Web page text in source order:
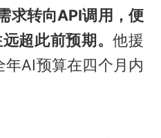
求转向API调用，便
超此前预期。他援
AI预算在四个月内